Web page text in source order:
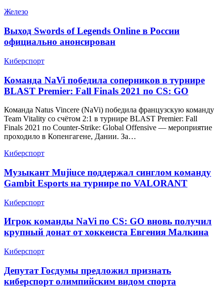
Железо
Выход Swords of Legends Online в России
официально анонсирован
Киберспорт
Команда NaVi победила соперников в турнире
BLAST Premier: Fall Finals 2021 по CS: GO
Команда Natus Vincere (NaVi) победила французскую команду
Team Vitality со счётом 2:1 в турнире BLAST Premier: Fall
Finals 2021 по Counter-Strike: Global Offensive — мероприятие
проходило в Копенгагене, Дании. За…
Киберспорт
Музыкант Mujiuce поддержал синглом команду
Gambit Esports на турнире по VALORANT
Киберспорт
Игрок команды NaVi по CS: GO вновь получил
крупный донат от хоккеиста Евгения Малкина
Киберспорт
Депутат Госдумы предложил признать
киберспорт олимпийским видом спорта